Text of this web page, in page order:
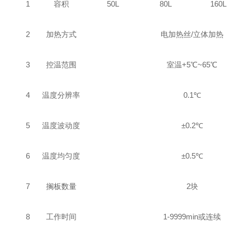
1 容积 50L 80L 160L
2 加热方式 电加热丝/立体加热
3 控温范围 室温+5℃~65℃
4 温度分辨率 0.1℃
5 温度波动度 ±0.2℃
6 温度均匀度 ±0.5℃
7 搁板数量 2块
8 工作时间 1-9999min或连续